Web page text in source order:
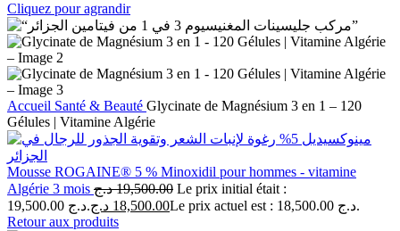
Cliquez pour agrandir
Accueil Santé & Beauté Glycinate de Magnésium 3 en 1 – 120
Gélules | Vitamine Algérie
Mousse ROGAINE® 5 % Minoxidil pour hommes - vitamine
Algérie 3 mois
19,500.00 د.ج
Le prix initial était :
19,500.00 د.ج.
18,500.00 د.ج
Le prix actuel est : 18,500.00 د.ج.
Retour aux produits